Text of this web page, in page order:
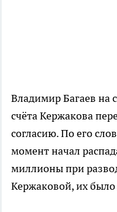
Владимир Багаев на
счёта Кержакова
согласию. По его
момент начал
миллионы при
Кержаковой, их